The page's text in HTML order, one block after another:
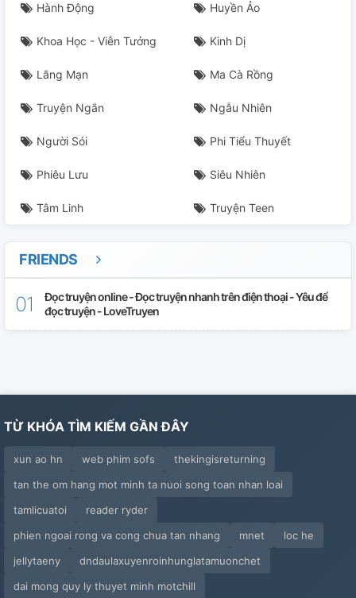
Hành Động Huyền Ảo
Khoa Học - Viễn Tưởng Kinh Dị
Lãng Mạn Ma Cà Rồng
Truyện Ngắn Ngẫu Nhiên
Người Sói Phi Tiểu Thuyết
Phiêu Lưu Siêu Nhiên
Tâm Linh Truyện Teen
FRIENDS
Đọc truyện online - Đọc truyện nhanh trên điện thoại - Yêu để
đọc truyện - LoveTruyen
TỪ KHÓA TÌM KIẾM GẦN ĐÂY
xun ao hn web phim sofs
thekingisreturning
tan the om hang mot minh ta nuoi song toan nhan loai
tamlicuatoi
reader ryder
phien ngoai rong va cong chua tan nhang
mnet
loc he
jellytaeny
dndaulaxuyenroinhunglatamuonchet
dai mong quy ly thuyet minh motchill